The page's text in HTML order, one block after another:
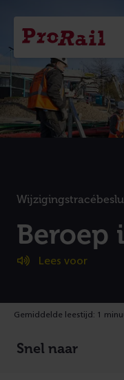
Navigatie
Homepage
ProRail
:
Beroep
Lees voor
Gemiddelde leestijd: 1
Snel naar